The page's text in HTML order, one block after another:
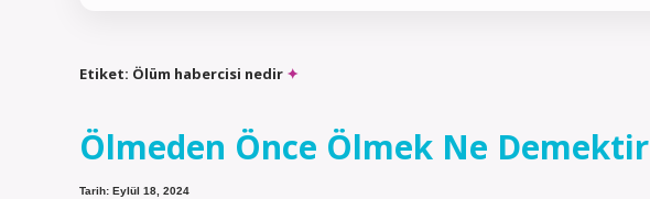
Etiket: Ölüm habercisi nedir
Ölmeden Önce Ölmek Ne Demektir
Tarih: Eylül 18, 2024